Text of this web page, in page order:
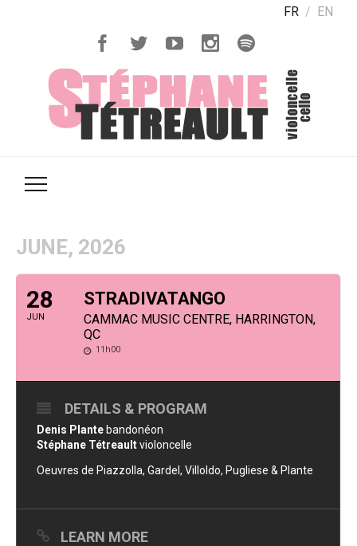
FR EN
JUNE, 2026
28
JUN
STRADIVATANGO
CAMMAC MUSIC CENTRE, HARRINGTON,
QC
11h00
DETAILS & PROGRAM
Denis Plante bandonéon
Stéphane Tétreaultvioloncelle
Oeuvres de Piazzolla, Gardel, Villoldo, Pugliese & Plante
LEARN MORE